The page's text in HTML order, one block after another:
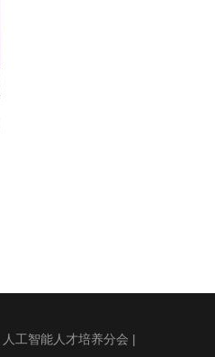
人工智能人才培养分会 |